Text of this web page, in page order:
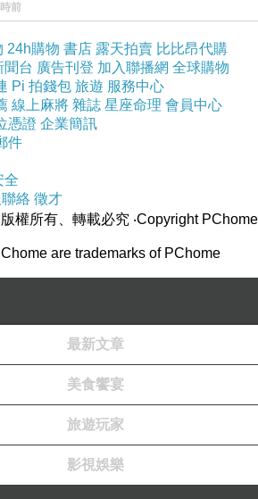
轉眼驟成昨日 而明晨 太陽
前
24h購物 書店 露天拍賣 比比昂代購
聞台 廣告刊登 加入聯播網 全球購物
Pi 拍錢包 旅遊 服務中心
線上麻將 雜誌 星座命理 會員中心
憑證 企業簡訊
件
全
絡 徵才
版權所有、轉載必究 ‧Copyright PChome
are trademarks of PChome
最新文章
美食饗宴
旅遊玩家
影視娛樂